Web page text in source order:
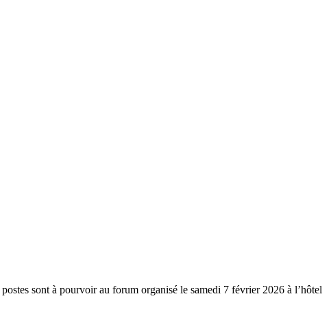
sont à pourvoir au forum organisé le samedi 7 février 2026 à l’hôtel